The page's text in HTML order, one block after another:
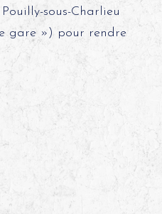
sous-Charlieu
gare ») pour rendre